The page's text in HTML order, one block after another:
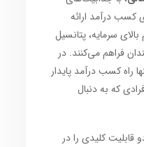
کسب درآمد ارائه
سرمایه، پتانسیل
فراهم می‌کنند. در
راه کسب درآمد پایدار
که به دنبال
قابلیت کلیدی را در